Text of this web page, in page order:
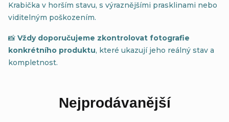
Krabička v horším stavu, s výraznějšími prasklinami nebo
viditelným poškozením.
📸 Vždy doporučujeme zkontrolovat fotografie
konkrétního produktu, které ukazují jeho reálný stav a
kompletnost.
Nejprodávanější